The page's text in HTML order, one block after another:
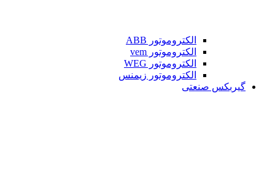
الکتروموتور ABB
الکتروموتور vem
الکتروموتور WEG
الکتروموتور زیمنس
گیربکس صنعتی